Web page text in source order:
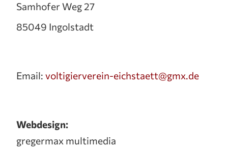
Samhofer Weg 27
85049 Ingolstadt
Email: voltigierverein-eichstaett@gmx.de
Webdesign:
gregermax multimedia